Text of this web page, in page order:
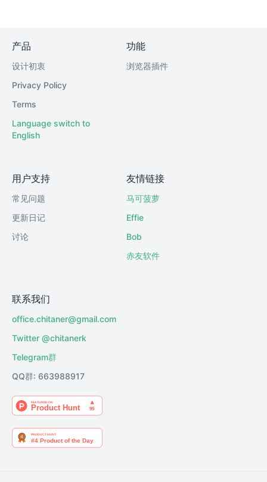
产品
设计初衷
Privacy Policy
Terms
Language switch to
English
功能
浏览器插件
用户支持
常见问题
更新日记
讨论
友情链接
马可菠萝
Effie
Bob
赤友软件
联系我们
office.chitaner@gmail.com
Twitter @chitanerk
Telegram群
QQ群: 663988917